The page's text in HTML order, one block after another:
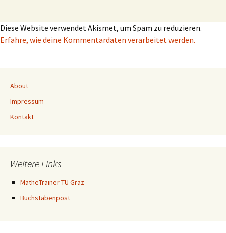
Diese Website verwendet Akismet, um Spam zu reduzieren.
Erfahre, wie deine Kommentardaten verarbeitet werden.
About
Impressum
Kontakt
Weitere Links
MatheTrainer TU Graz
Buchstabenpost